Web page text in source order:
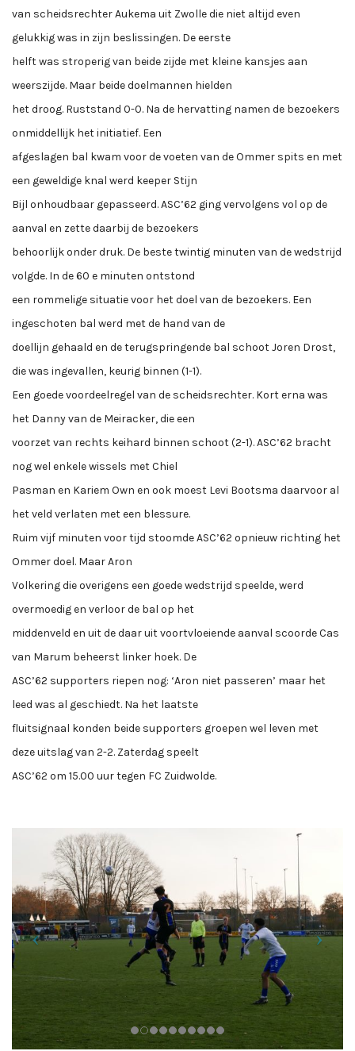
van scheidsrechter Aukema uit Zwolle die niet altijd even
gelukkig was in zijn beslissingen. De eerste
helft was stroperig van beide zijde met kleine kansjes aan
weerszijde. Maar beide doelmannen hielden
het droog. Ruststand 0-0. Na de hervatting namen de bezoekers
onmiddellijk het initiatief. Een
afgeslagen bal kwam voor de voeten van de Ommer spits en met
een geweldige knal werd keeper Stijn
Bijl onhoudbaar gepasseerd. ASC’62 ging vervolgens vol op de
aanval en zette daarbij de bezoekers
behoorlijk onder druk. De beste twintig minuten van de wedstrijd
volgde. In de 60 e minuten ontstond
een rommelige situatie voor het doel van de bezoekers. Een
ingeschoten bal werd met de hand van de
doellijn gehaald en de terugspringende bal schoot Joren Drost,
die was ingevallen, keurig binnen (1-1).
Een goede voordeelregel van de scheidsrechter. Kort erna was
het Danny van de Meiracker, die een
voorzet van rechts keihard binnen schoot (2-1). ASC’62 bracht
nog wel enkele wissels met Chiel
Pasman en Kariem Own en ook moest Levi Bootsma daarvoor al
het veld verlaten met een blessure.
Ruim vijf minuten voor tijd stoomde ASC’62 opnieuw richting het
Ommer doel. Maar Aron
Volkering die overigens een goede wedstrijd speelde, werd
overmoedig en verloor de bal op het
middenveld en uit de daar uit voortvloeiende aanval scoorde Cas
van Marum beheerst linker hoek. De
ASC’62 supporters riepen nog: ‘Aron niet passeren’ maar het
leed was al geschiedt. Na het laatste
fluitsignaal konden beide supporters groepen wel leven met
deze uitslag van 2-2. Zaterdag speelt
ASC’62 om 15.00 uur tegen FC Zuidwolde.